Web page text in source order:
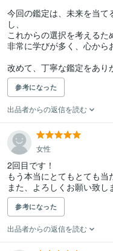
今回の鑑定は、未来を当
し、
これからの選択を考えるた
非常に学びが多く、心から
改めて、丁寧な鑑定をあり
参考になった
出品者からの返信を読む
女性
2回目です！
もう本当にとてもとても当
また、よろしくお願い致し
参考になった
出品者からの返信を読む